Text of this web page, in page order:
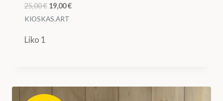
25,00€ Original
price
19,00€Current
KIOSKAS.ART
Liko 1